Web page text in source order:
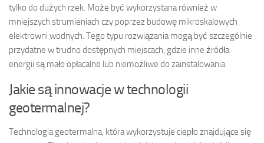
tylko do dużych rzek. Może być wykorzystana również w
mniejszych strumieniach czy poprzez budowę mikroskalowych
elektrowni wodnych. Tego typu rozwiązania mogą być szczególnie
przydatne w trudno dostępnych miejscach, gdzie inne źródła
energii są mało opłacalne lub niemożliwe do zainstalowania.
Jakie są innowacje w technologii
geotermalnej?
Technologia geotermalna, która wykorzystuje ciepło znajdujące się